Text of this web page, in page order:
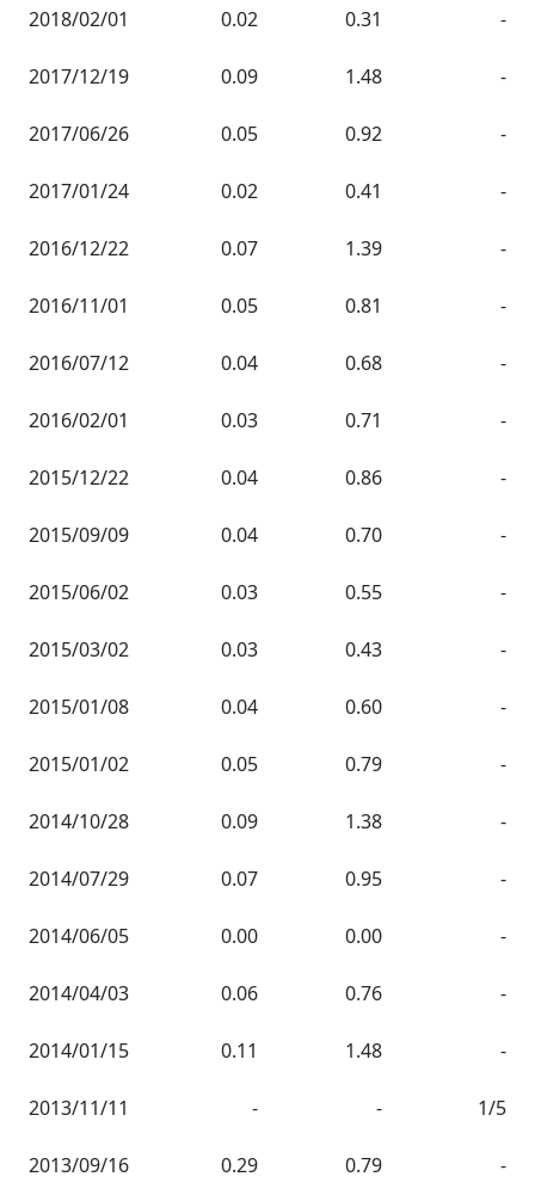
2018/02/01 0.02 0.31 -
2017/12/19 0.09 1.48 -
2017/06/26 0.05 0.92 -
2017/01/24 0.02 0.41 -
2016/12/22 0.07 1.39 -
2016/11/01 0.05 0.81 -
2016/07/12 0.04 0.68 -
2016/02/01 0.03 0.71 -
2015/12/22 0.04 0.86 -
2015/09/09 0.04 0.70 -
2015/06/02 0.03 0.55 -
2015/03/02 0.03 0.43 -
2015/01/08 0.04 0.60 -
2015/01/02 0.05 0.79 -
2014/10/28 0.09 1.38 -
2014/07/29 0.07 0.95 -
2014/06/05 0.00 0.00 -
2014/04/03 0.06 0.76 -
2014/01/15 0.11 1.48 -
2013/11/11 - - 1/5
2013/09/16 0.29 0.79 -